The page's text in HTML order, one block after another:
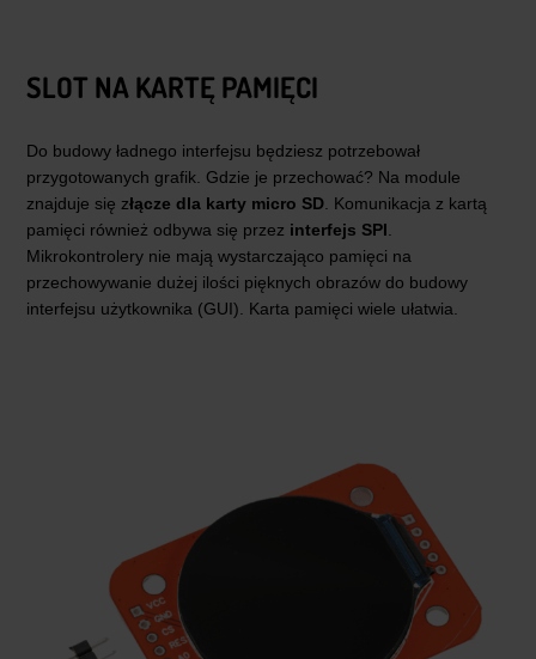
SLOT NA KARTĘ PAMIĘCI
Do budowy ładnego interfejsu będziesz potrzebował
przygotowanych grafik. Gdzie je przechować? Na module
znajduje się złącze dla karty micro SD . Komunikacja z kartą
pamięci również odbywa się przez interfejs SPI
Mikrokontrolery nie mają wystarczająco pamięci na
przechowywanie dużej ilości pięknych obrazów do budowy
interfejsu użytkownika (GUI). Karta pamięci wiele ułatwia.